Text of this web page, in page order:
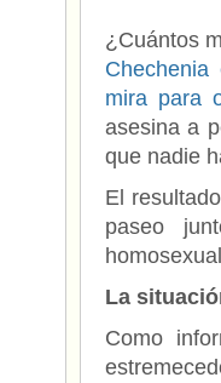
¿Cuántos
mira para
asesina a
que nadie
El
paseo
La
Como